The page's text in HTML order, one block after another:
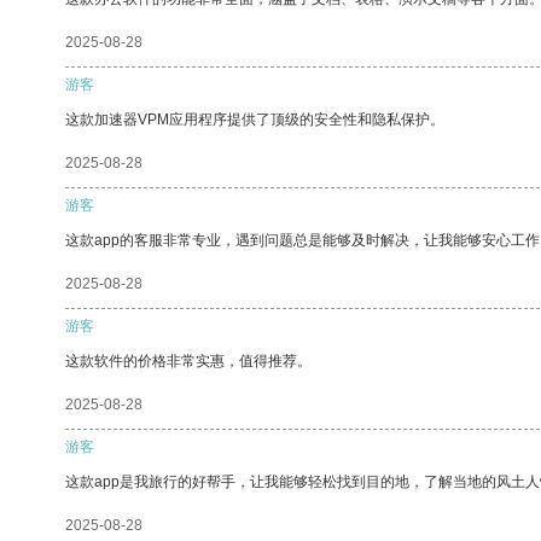
2025-08-28
游客
这款加速器VPM应用程序提供了顶级的安全性和隐私保护。
2025-08-28
游客
这款app的客服非常专业，遇到问题总是能够及时解决，让我能够安心工
2025-08-28
游客
这款软件的价格非常实惠，值得推荐。
2025-08-28
游客
这款app是我旅行的好帮手，让我能够轻松找到目的地，了解当地的风土
2025-08-28